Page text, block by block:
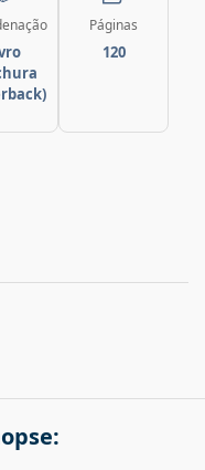
Páginas
120